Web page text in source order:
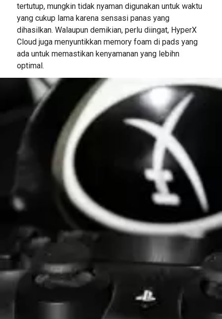
tertutup, mungkin tidak nyaman digunakan untuk waktu
yang cukup lama karena sensasi panas yang
dihasilkan. Walaupun demikian, perlu diingat, HyperX
Cloud juga menyuntikkan memory foam di pads yang
ada untuk memastikan kenyamanan yang lebihn
optimal.